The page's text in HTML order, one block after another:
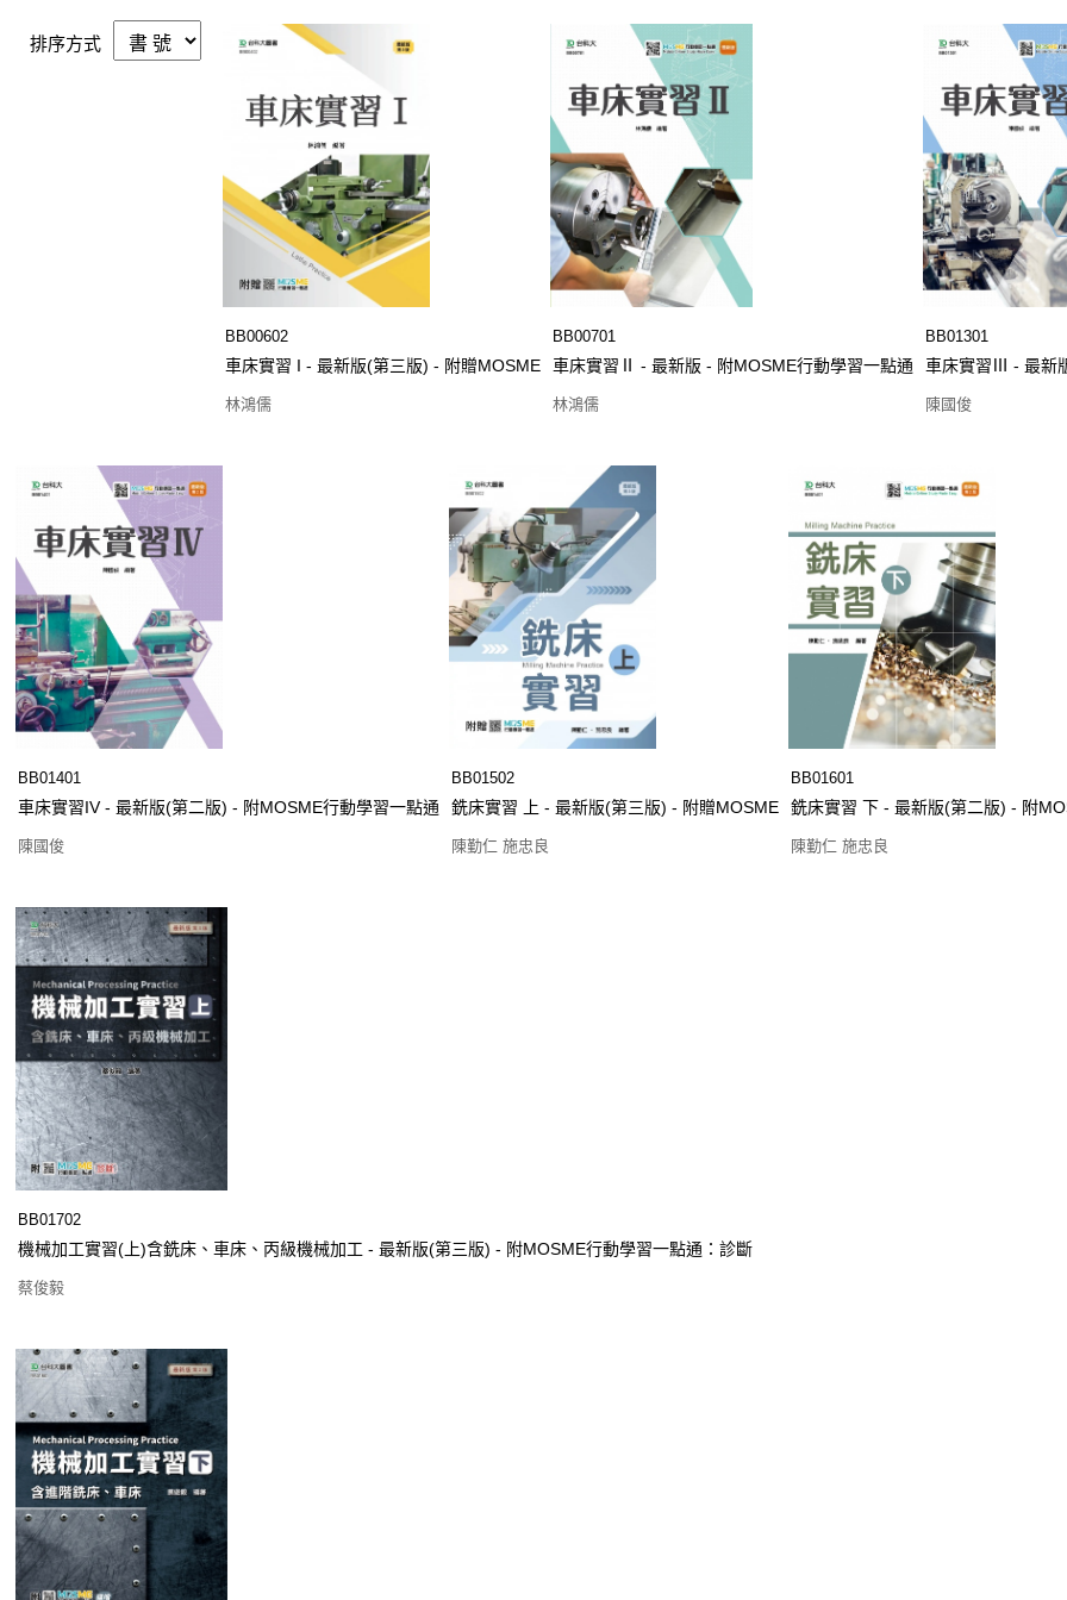
排序方式
BB00602
車床實習 I - 最新版(第三版) - 附贈MOSME
林鴻儒
BB00701
車床實習Ⅱ - 最新版 - 附MOSME行動學習一點通
林鴻儒
BB01301
車床實習Ⅲ - 最新
陳國俊
BB01401
車床實習IV - 最新版(第二版) - 附MOSME行動學習一點通
陳國俊
BB01502
銑床實習 上 - 最新版(第三版) - 附贈MOSME
陳勤仁 施忠良
BB01601
銑床實習 下 - 最新版(第二版) - 附
陳勤仁 施忠良
BB01702
機械加工實習(上)含銑床、車床、丙級機械加工 - 最新版(第三版) - 附MOSME行動學習一點通：診斷
蔡俊毅